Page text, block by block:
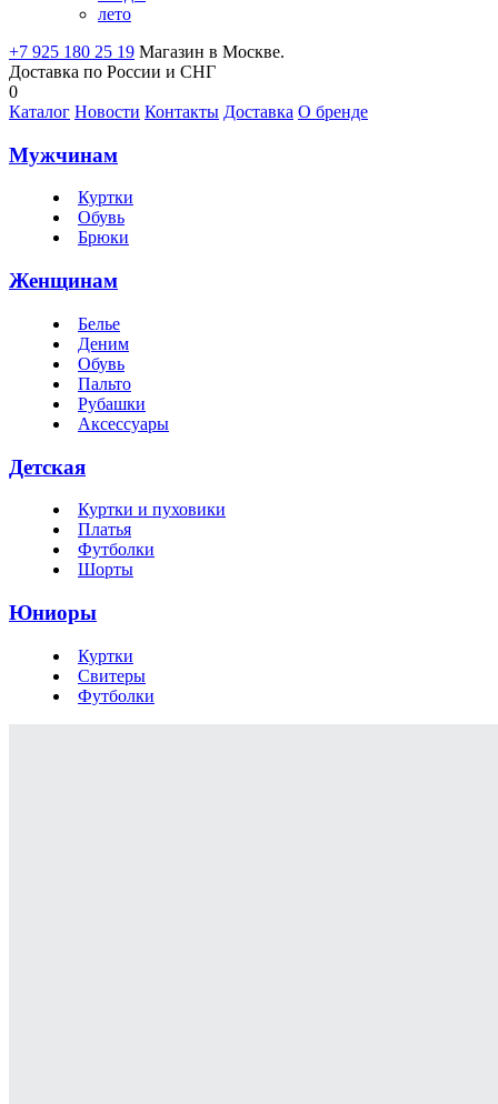
лето
+7 925 180 25 19 Магазин в Москве.
Доставка по России и СНГ
0
Каталог Новости Контакты Доставка О бренде
Мужчинам
Куртки
Обувь
Брюки
Женщинам
Белье
Деним
Обувь
Пальто
Рубашки
Аксессуары
Детская
Куртки и пуховики
Платья
Футболки
Шорты
Юниоры
Куртки
Свитеры
Футболки